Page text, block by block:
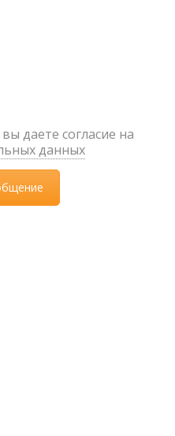
даете согласие на
данных